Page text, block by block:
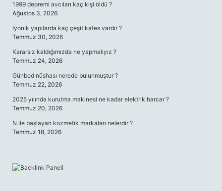
1999 depremi avcıları kaç kişi öldü ?
Ağustos 3, 2026
İyonik yapılarda kaç çeşit kafes vardır ?
Temmuz 30, 2026
Kararsız kaldığımızda ne yapmalıyız ?
Temmuz 24, 2026
Günbed nüshası nerede bulunmuştur ?
Temmuz 22, 2026
2025 yılında kurutma makinesi ne kadar elektrik harcar ?
Temmuz 20, 2026
N ile başlayan kozmetik markaları nelerdir ?
Temmuz 18, 2026